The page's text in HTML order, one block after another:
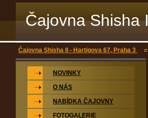
Čajovna Shisha
Čajovna Shisha II - Hartigova 67, Praha 3
NOVINKY
O NÁS
NABÍDKA ČAJOVNY
FOTOGALERIE